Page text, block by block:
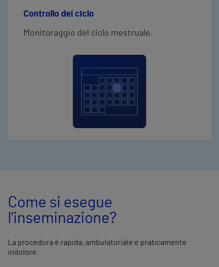
Controllo del ciclo
Monitoraggio del ciclo mestruale.
Come si esegue
l'inseminazione?
La procedura è rapida, ambulatoriale e praticamente
indolore.